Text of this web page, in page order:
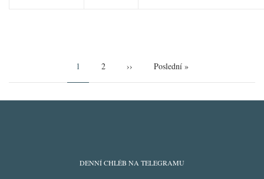
Aktuální
1 Page
2 Následující
›› Poslední
Poslední »
DENNÍ CHLÉB NA TELEGRAMU